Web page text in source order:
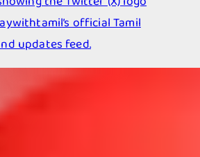
official Tamil
updates feed.